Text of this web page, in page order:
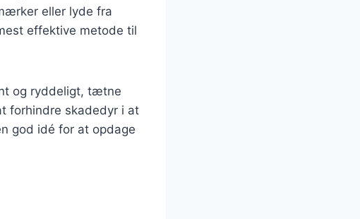
eller lyde fra
effektive metode til
og ryddeligt, tætne
forhindre skadedyr i at
god idé for at opdage